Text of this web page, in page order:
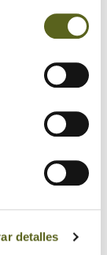
detalles